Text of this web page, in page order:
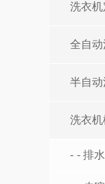
洗衣
全自
半自
洗衣
- 排